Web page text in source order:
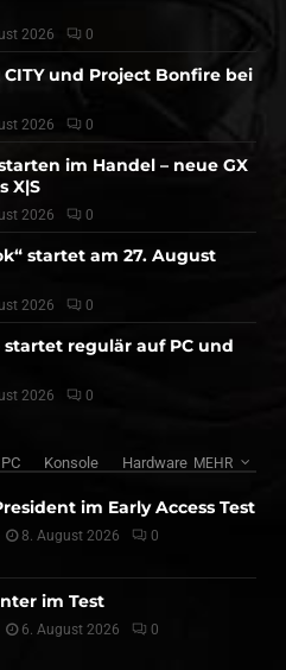
2026 0
CITY und Project Bonfire bei
2026 0
im Handel – neue GX
X|S
2026 0
startet am 27. August
2026 0
regulär auf PC und
2026 0
PC Konsole Hardware MEHR
im Early Access Test
8. August 2026 0
im Test
6. August 2026 0